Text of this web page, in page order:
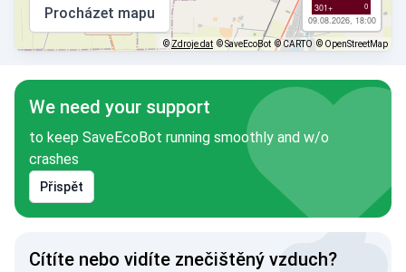
301+ 0
09.08.2026, 18:00
Procházet mapu
©Zdroje dat © SaveEcoBot © CARTO © OpenStreetMap
We need your support
to keep SaveEcoBot running smoothly and w/o
crashes
Přispět
Cítíte nebo vidíte znečištěný vzduch?